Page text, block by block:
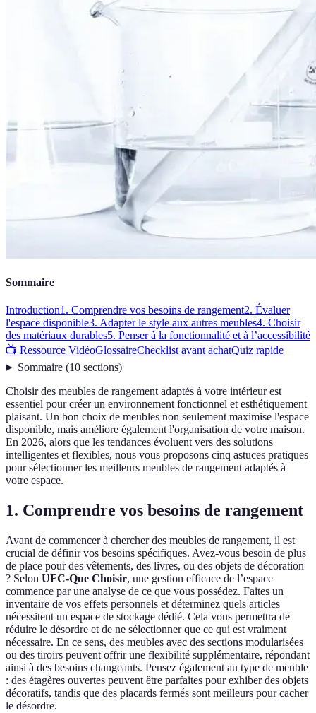
Sommaire
Introduction1. Comprendre vos besoins de rangement2. Évaluer
l'espace disponible3. Adapter le style aux autres meubles4. Choisir
des matériaux durables5. Penser à la fonctionnalité et à l’accessibilité
📺 Ressource VidéoGlossaireChecklist avant achatQuiz rapide
Sommaire(10 sections)
Choisir des meubles de rangement adaptés à votre intérieur est
essentiel pour créer un environnement fonctionnel et esthétiquement
plaisant. Un bon choix de meubles non seulement maximise l'espace
disponible, mais améliore également l'organisation de votre maison.
En 2026, alors que les tendances évoluent vers des solutions
intelligentes et flexibles, nous vous proposons cinq astuces pratiques
pour sélectionner les meilleurs meubles de rangement adaptés à
votre espace.
1. Comprendre vos besoins de rangement
Avant de commencer à chercher des meubles de rangement, il est
crucial de définir vos besoins spécifiques. Avez-vous besoin de plus
de place pour des vêtements, des livres, ou des objets de décoration
? Selon UFC-Que Choisir, une gestion efficace de l’espace
commence par une analyse de ce que vous possédez. Faites un
inventaire de vos effets personnels et déterminez quels articles
nécessitent un espace de stockage dédié. Cela vous permettra de
réduire le désordre et de ne sélectionner que ce qui est vraiment
nécessaire. En ce sens, des meubles avec des sections modularisées
ou des tiroirs peuvent offrir une flexibilité supplémentaire, répondant
ainsi à des besoins changeants. Pensez également au type de meuble
: des étagères ouvertes peuvent être parfaites pour exhiber des objets
décoratifs, tandis que des placards fermés sont meilleurs pour cacher
le désordre.